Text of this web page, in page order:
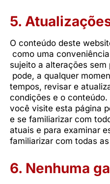
5.
O conteúdo deste
como uma
sujeito a alterações
pode, a qualquer
tempos, revisar e
condições e o conteúdo.
você visite esta página
e se familiarizar com
atuais e para examinar
familiarizar com todas
6. Nenhuma